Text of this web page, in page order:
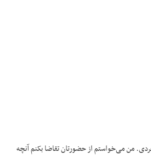
من می‌خواستم از حضورتان تقاضا بکنم آنچه